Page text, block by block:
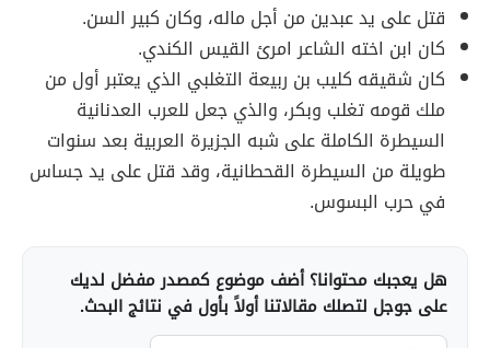
قتل على يد عبدين من أجل ماله، وكان كبير السن.
كان ابن اخته الشاعر امرئ القيس الكندي.
كان شقيقه كليب بن ربيعة التغلبي الذي يعتبر أول من
ملك قومه تغلب وبكر، والذي جعل للعرب العدنانية
السيطرة الكاملة على شبه الجزيرة العربية بعد سنوات
طويلة من السيطرة القحطانية، وقد قتل على يد جساس
في حرب البسوس.
هل يعجبك محتوانا؟ أضف موضوع كمصدر مفضل لديك
على جوجل لتصلك مقالاتنا أولاً بأول في نتائج البحث.